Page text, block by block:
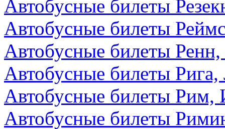
Автобусные билеты
Автобусные билеты
Автобусные билеты
Автобусные билеты Рига,
Автобусные билеты Рим,
Автобусные билеты